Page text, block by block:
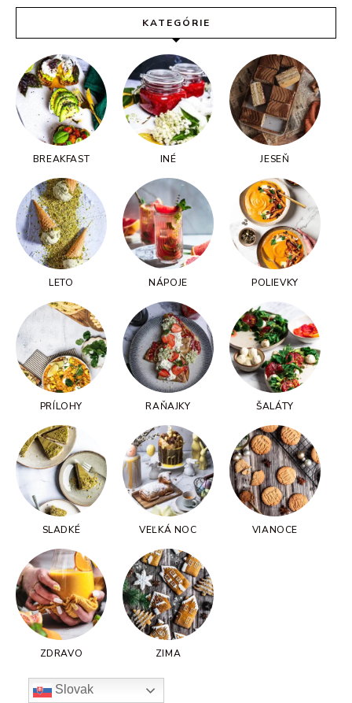
KATEGÓRIE
BREAKFAST INÉ JESEŇ
LETO NÁPOJE POLIEVKY
PRÍLOHY RAŇAJKY ŠALÁTY
SLADKÉ VEĽKÁ NOC VIANOCE
ZDRAVO ZIMA
Slovak